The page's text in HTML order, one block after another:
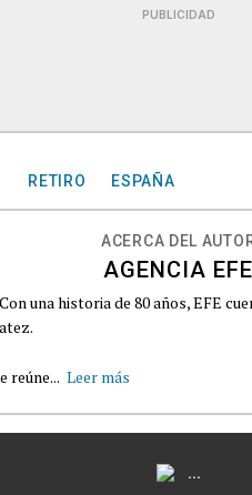
PUBLICIDAD
RETIRO ESPAÑA
ACERCA DEL
AGENCIA EFE
una historia de 80 años, EFE
reúne... Leer más
...